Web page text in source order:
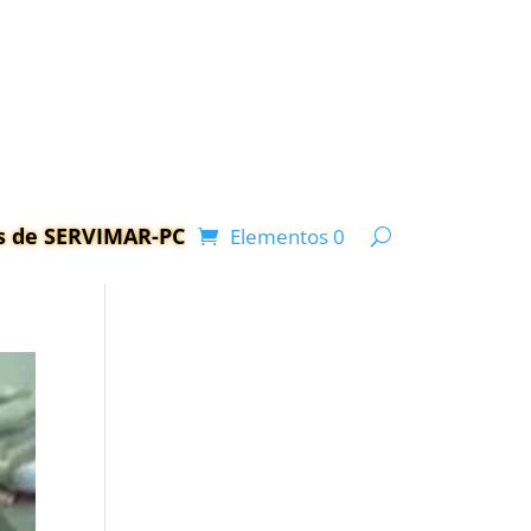
SERVIMAR-PC Elementos 0